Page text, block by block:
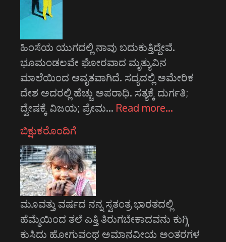
ಹಿಂಸೆಯ ಯುಗದಲ್ಲಿ ನಾವು ಬದುಕುತ್ತಿದ್ದೇವೆ.
ಭೂಮಂಡಲವೇ ಘೋರವಾದ ಮೃತ್ಯುವಿನ
ಮಾಲೆಯಿಂದ ಆವೃತವಾಗಿದೆ. ಸದ್ಯದಲ್ಲಿ ಅಮೇರಿಕ
ದೇಶ ಅದರಲ್ಲಿ ಹೆಚ್ಚು ಅಪರಾಧಿ. ಸತ್ಯಕ್ಕೆ ದುರ್ಗತಿ;
ದ್ವೇಷಕ್ಕೆ ವಿಜಯ; ಪ್ರೇಮ… Read more…
ಬಿಕ್ಷುಕರೊಂದಿಗೆ
ಮೂವತ್ತು ವರ್ಷದ ನನ್ನ ಸ್ವತಂತ್ರ ಭಾರತದಲ್ಲಿ
ಹೆಮ್ಮೆಯಿಂದ ತಲೆ ಎತ್ತಿ ತಿರುಗಬೇಕಾದವನು ಕುಗ್ಗಿ
ಕುಸಿದು ಹೋಗುವಂಥ ಅಮಾನವೀಯ ಅಂತರಗಳ